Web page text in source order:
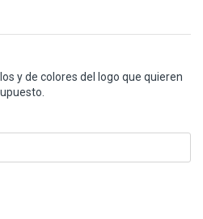
y de colores del logo que quieren